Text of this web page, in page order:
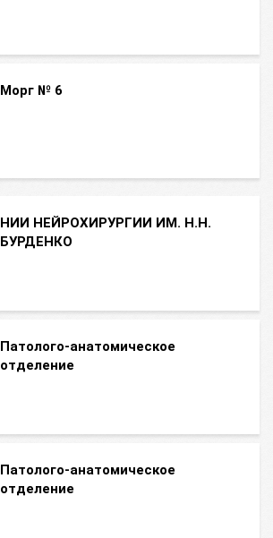
Морг № 6
НИИ НЕЙРОХИРУРГИИ ИМ. Н.Н.
БУРДЕНКО
Патолого-анатомическое
отделение
Патолого-анатомическое
отделение